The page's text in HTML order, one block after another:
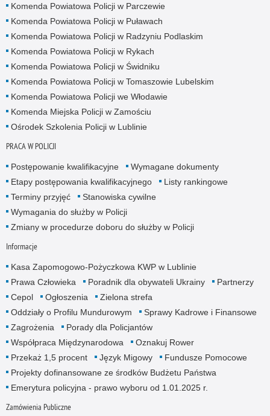
Komenda Powiatowa Policji w Parczewie
Komenda Powiatowa Policji w Puławach
Komenda Powiatowa Policji w Radzyniu Podlaskim
Komenda Powiatowa Policji w Rykach
Komenda Powiatowa Policji w Świdniku
Komenda Powiatowa Policji w Tomaszowie Lubelskim
Komenda Powiatowa Policji we Włodawie
Komenda Miejska Policji w Zamościu
Ośrodek Szkolenia Policji w Lublinie
PRACA W POLICJI
Postępowanie kwalifikacyjne
Wymagane dokumenty
Etapy postępowania kwalifikacyjnego
Listy rankingowe
Terminy przyjęć
Stanowiska cywilne
Wymagania do służby w Policji
Zmiany w procedurze doboru do służby w Policji
Informacje
Kasa Zapomogowo-Pożyczkowa KWP w Lublinie
Prawa Człowieka
Poradnik dla obywateli Ukrainy
Partnerzy
Cepol
Ogłoszenia
Zielona strefa
Oddziały o Profilu Mundurowym
Sprawy Kadrowe i Finansowe
Zagrożenia
Porady dla Policjantów
Współpraca Międzynarodowa
Oznakuj Rower
Przekaż 1,5 procent
Język Migowy
Fundusze Pomocowe
Projekty dofinansowane ze środków Budżetu Państwa
Emerytura policyjna - prawo wyboru od 1.01.2025 r.
Zamówienia Publiczne